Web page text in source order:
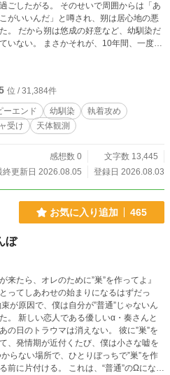
ごしたがる。 そのせいで周囲からは「あ
がいいんだ」と噂され、朔は居心地の悪
。 だから朔は悠成の好意など、幼馴染だ
いない。 まさかそれが、10年間、一度も
た片想いだとは夢にも気づかずにいた。
」と思っていたはずなのに、離れる未来
心は少しずつ変わっていく。 一方、悠成
頃から何ひとつ変わらない。 どれだけ拒
突き放されても、朔だけを想い続けてき
根裏部屋で並んで星を見上げた夜も───
一の王子様が抱き続けた初恋と、その想い
いく主人公、一途で不器用な幼馴染ふた
使わせていただいてます。
位 / 31,384件
ーエンド 幼馴染
執着攻め
受け 天体観測
感想数 0
文字数 13,445
終更新日 2026.08.05
登録日 2026.08.03
お気に入り追加 465
ぼ
来たら、オレのために”巣”を作ってよ』
ってしあわせの始まりになるはずだっ
が原因で、僕は自分が”普通”じゃないん
さんと
の日のトラウマは消えない。 彼に”巣”を
、発情期が近付くたび、僕は小さな嘘を
。 これは、“普通”のΩになれ